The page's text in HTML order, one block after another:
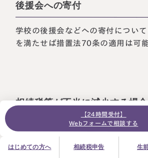
【24時間受付】
Webフォームで相談する
はじめての方へ 相続税申告 生
お急ぎの方は電話で面談予
LINE友だち追加
後援会への寄付
学校の後援会などへの寄付につい
を満たせば措置法70条の適用は可能
相続税等が不当に減少する場合
措置法70条の特例についても、寄
が課税される可能性があります。